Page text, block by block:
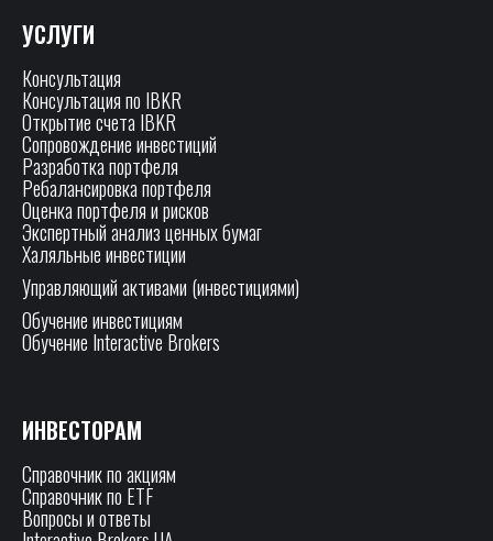
УСЛУГИ
Консультация
Консультация по IBKR
Открытие счета IBKR
Сопровождение инвестиций
Разработка портфеля
Ребалансировка портфеля
Оценка портфеля и рисков
Экспертный анализ ценных бумаг
Халяльные инвестиции
Управляющий активами (инвестициями)
Обучение инвестициям
Обучение Interactive Brokers
ИНВЕСТОРАМ
Справочник по акциям
Справочник по ETF
Вопросы и ответы